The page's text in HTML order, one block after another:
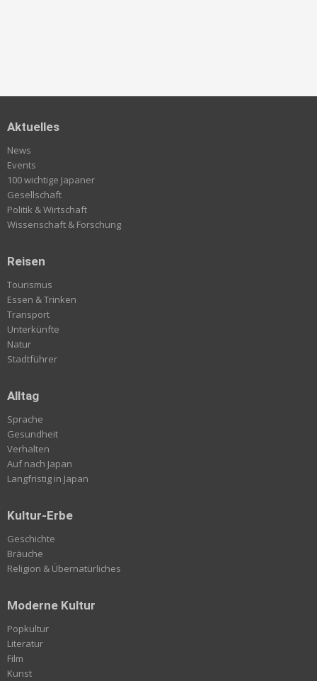
Aktuelles
News
Events
100 wichtige Japaner
Gesellschaft
Politik & Wirtschaft
Wissenschaft & Forschung
Reisen
Tourismus
Essen & Trinken
Transport
Unterkünfte
Natur
Stadtführer
Alltag
Sprache
Gesundheit
Verhalten
Auf nach Japan
Langfristig in Japan
Kultur-Erbe
Geschichte
Bräuche
Religion & Übernatürliches
Moderne Kultur
Popkultur
Literatur
Film
Kunst